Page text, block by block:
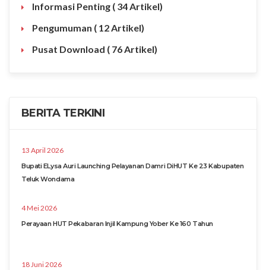
Informasi Penting ( 34 Artikel)
Pengumuman ( 12 Artikel)
Pusat Download ( 76 Artikel)
BERITA TERKINI
13 April 2026
Bupati ELysa Auri Launching Pelayanan Damri DiHUT Ke 23 Kabupaten
Teluk Wondama
4 Mei 2026
Perayaan HUT Pekabaran Injil Kampung Yober Ke 160 Tahun
18 Juni 2026